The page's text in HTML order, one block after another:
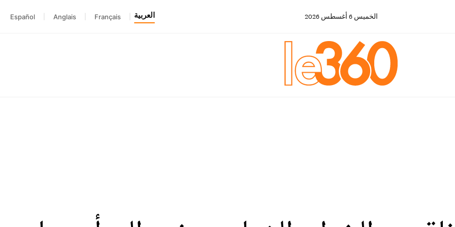
الخميس 6 أغسطس 2026 العربية Français
Anglais
Español